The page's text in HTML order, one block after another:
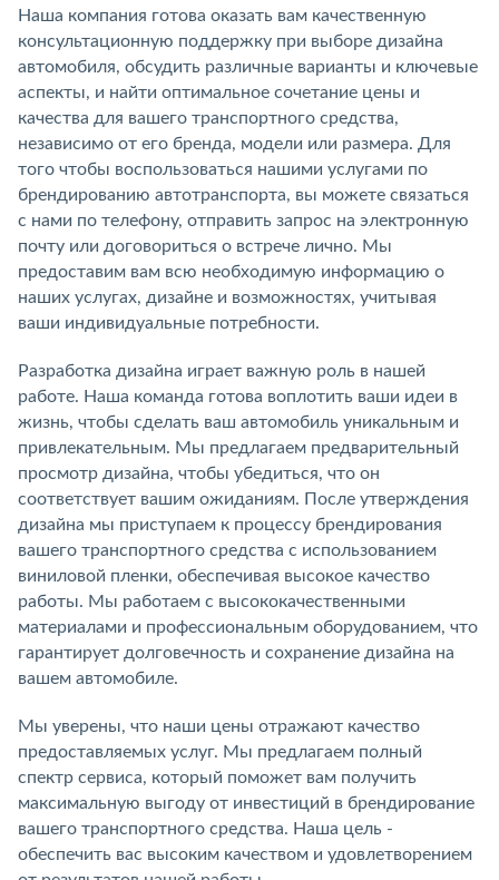
Наша компания готова оказать вам качественную
консультационную поддержку при выборе дизайна
автомобиля, обсудить различные варианты и ключевые
аспекты, и найти оптимальное сочетание цены и
качества для вашего транспортного средства,
независимо от его бренда, модели или размера. Для
того чтобы воспользоваться нашими услугами по
брендированию автотранспорта, вы можете связаться
с нами по телефону, отправить запрос на электронную
почту или договориться о встрече лично. Мы
предоставим вам всю необходимую информацию о
наших услугах, дизайне и возможностях, учитывая
ваши индивидуальные потребности.
Разработка дизайна играет важную роль в нашей
работе. Наша команда готова воплотить ваши идеи в
жизнь, чтобы сделать ваш автомобиль уникальным и
привлекательным. Мы предлагаем предварительный
просмотр дизайна, чтобы убедиться, что он
соответствует вашим ожиданиям. После утверждения
дизайна мы приступаем к процессу брендирования
вашего транспортного средства с использованием
виниловой пленки, обеспечивая высокое качество
работы. Мы работаем с высококачественными
материалами и профессиональным оборудованием, что
гарантирует долговечность и сохранение дизайна на
вашем автомобиле.
Мы уверены, что наши цены отражают качество
предоставляемых услуг. Мы предлагаем полный
спектр сервиса, который поможет вам получить
максимальную выгоду от инвестиций в брендирование
вашего транспортного средства. Наша цель -
обеспечить вас высоким качеством и удовлетворением